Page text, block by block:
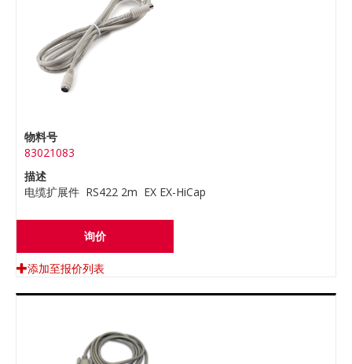
物料号
83021083
描述
电缆扩展件 RS422 2m EX EX-HiCap
询价
添加至报价列表